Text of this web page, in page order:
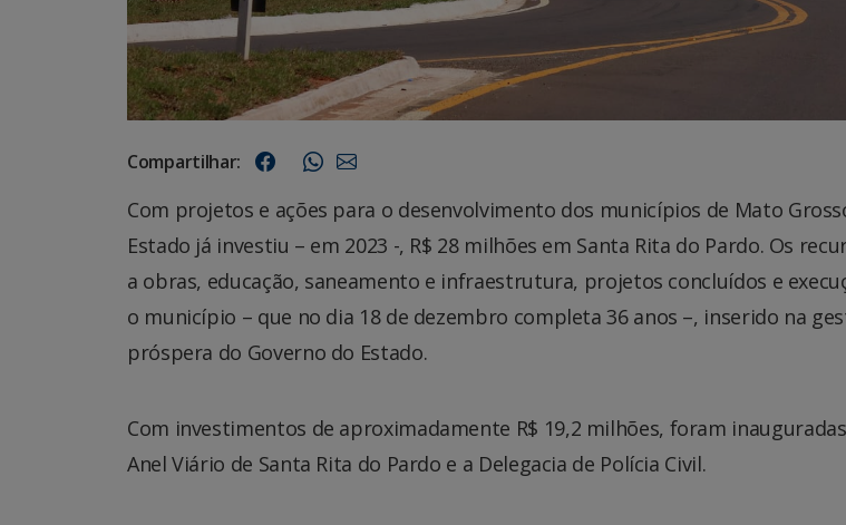
Compartilhar:
Com projetos e ações para o desenvolvimento dos municípios de Mato
Estado já investiu – em 2023 -, R$ 28 milhões em Santa Rita do Pardo. Os
a obras, educação, saneamento e infraestrutura, projetos concluídos e
o município – que no dia 18 de dezembro completa 36 anos –, inserido na
próspera do Governo do Estado.
Com investimentos de aproximadamente R$ 19,2 milhões, foram
Anel Viário de Santa Rita do Pardo e a Delegacia de Polícia Civil.